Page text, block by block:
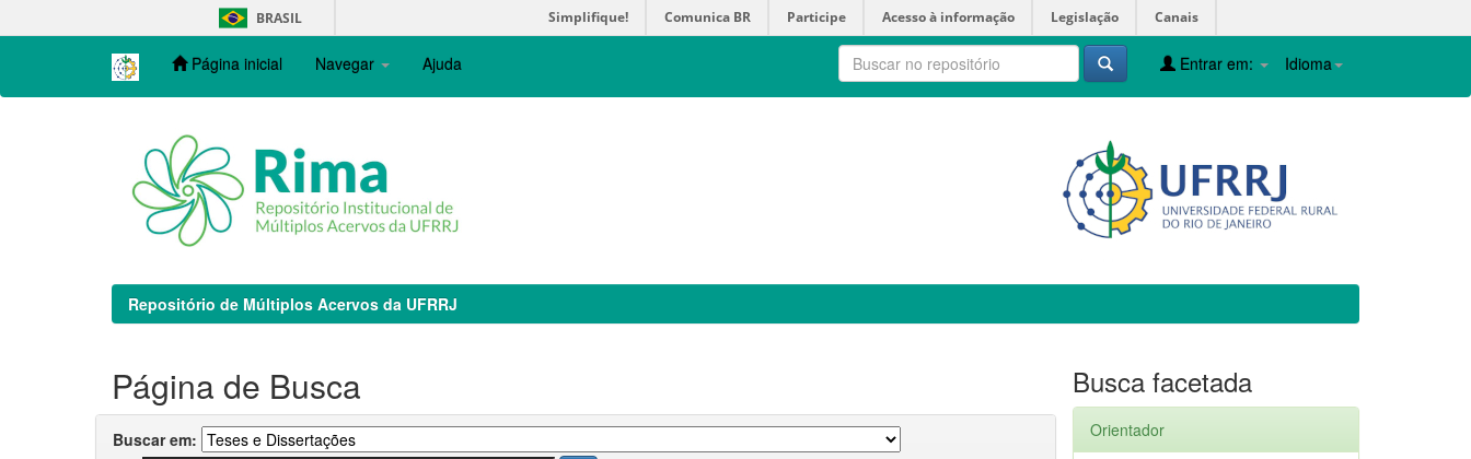
navigation
BRASIL Simplifique! Comunica BR Participe Acesso à informação Legislação Canais
Página inicial Navegar Ajuda Idioma
Entrar em:
Repositório de Múltiplos Acervos da UFRRJ
Página de Busca
Buscar em:
Busca facetada
Orientador